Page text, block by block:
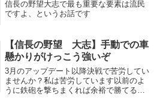
信長の野望大志で最も重要な要素は流民
ですよ、というお話です
【信長の野望 大志】手動での車
懸かりがけっこう強いぞ
3月のアップデート以降決戦で苦労してい
ませんか？私は苦労しています以前のよ
うに鉄砲を撃ちまくれば余裕で勝てるよ